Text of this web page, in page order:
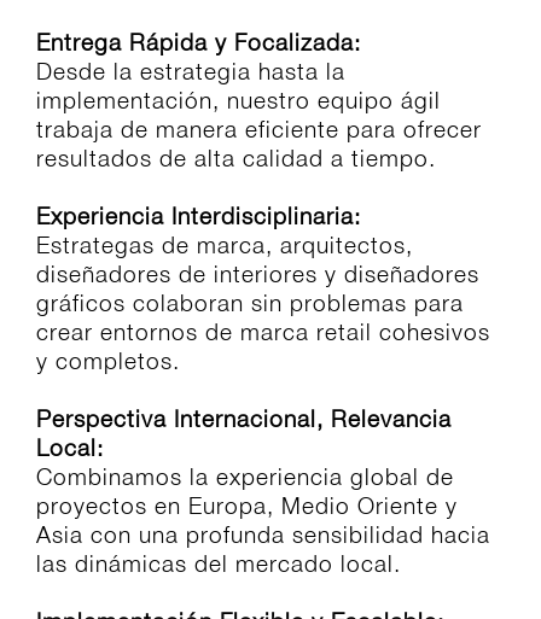
Entrega Rápida y Focalizada:
Desde la estrategia hasta la
implementación, nuestro equipo ágil
trabaja de manera eficiente para ofrecer
resultados de alta calidad a tiempo.
Experiencia Interdisciplinaria:
Estrategas de marca, arquitectos,
diseñadores de interiores y diseñadores
gráficos colaboran sin problemas para
crear entornos de marca retail cohesivos
y completos.
Perspectiva Internacional, Relevancia
Local:
Combinamos la experiencia global de
proyectos en Europa, Medio Oriente y
Asia con una profunda sensibilidad hacia
las dinámicas del mercado local.